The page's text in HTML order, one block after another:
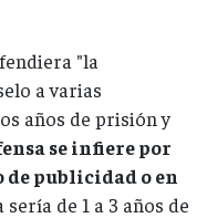
"la
a varias
años de prisión y
se infiere por
de publicidad o en
sería de 1 a 3 años de